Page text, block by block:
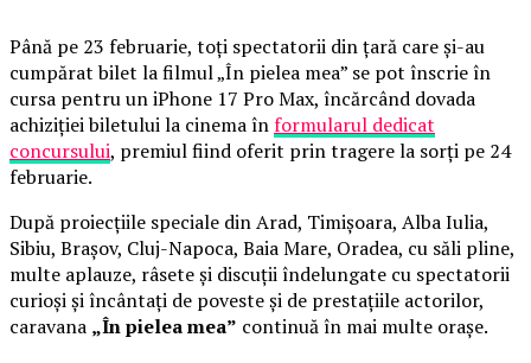
Până pe 23 februarie, toți spectatorii din țară care și-au
cumpărat bilet la filmul „În pielea mea” se pot înscrie în
cursa pentru un iPhone 17 Pro Max, încărcând dovada
achiziției biletului la cinema înformularul dedicat
concursului, premiul fiind oferit prin tragere la sorți pe 24
februarie.
După proiecțiile speciale din Arad, Timișoara, Alba Iulia,
Sibiu, Brașov, Cluj-Napoca, Baia Mare, Oradea, cu săli pline,
multe aplauze, râsete și discuții îndelungate cu spectatorii
curioși și încântați de poveste și de prestațiile actorilor,
caravana „În pielea mea” continuă în mai multe orașe.